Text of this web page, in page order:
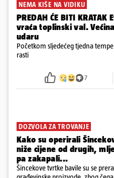
NEMA KIŠE NA VIDIKU
PREDAH ĆE BITI KRATAK
vraća toplinski val.
udaru
Početkom sljedećeg tjedna
rasti
7
DOZVOLA ZA TROVANJE
Kako su operirali
niže cijene od drugih,
pa zakapali...
Šincekove tvrtke bavile su se